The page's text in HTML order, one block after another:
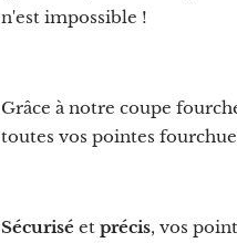
n'est impossible !
Grâce à notre coupe
toutes vos pointes
Sécuriséet précis, vos